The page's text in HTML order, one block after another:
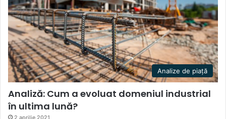
Analize de piață
Analiză: Cum a evoluat domeniul industrial
în ultima lună?
2 aprilie 2021